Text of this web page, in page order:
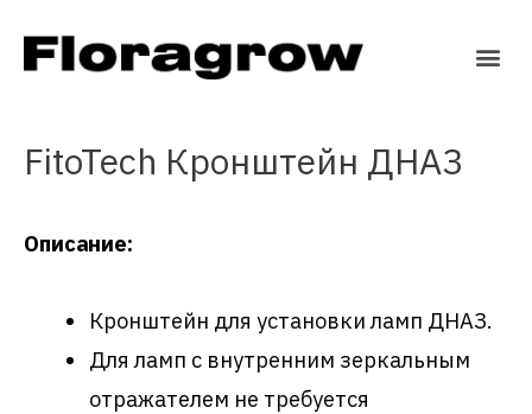
FitoTech Кронштейн ДНАЗ
Описание:
Кронштейн для установки ламп ДНАЗ.
Для ламп с внутренним зеркальным
отражателем не требуется